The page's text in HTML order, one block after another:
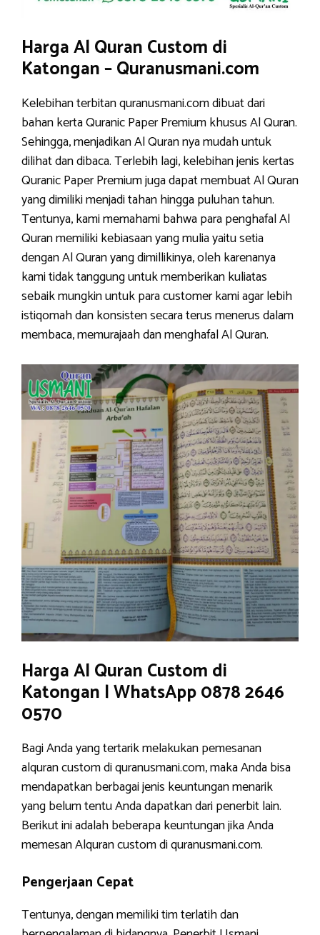
Harga Al Quran Custom di
Katongan – Quranusmani.com
Kelebihan terbitan quranusmani.com dibuat dari
bahan kerta Quranic Paper Premium khusus Al Quran.
Sehingga, menjadikan Al Quran nya mudah untuk
dilihat dan dibaca. Terlebih lagi, kelebihan jenis kertas
Quranic Paper Premium juga dapat membuat Al Quran
yang dimiliki menjadi tahan hingga puluhan tahun.
Tentunya, kami memahami bahwa para penghafal Al
Quran memiliki kebiasaan yang mulia yaitu setia
dengan Al Quran yang dimillikinya, oleh karenanya
kami tidak tanggung untuk memberikan kuliatas
sebaik mungkin untuk para customer kami agar lebih
istiqomah dan konsisten secara terus menerus dalam
membaca, memurajaah dan menghafal Al Quran.
Harga Al Quran Custom di
Katongan | WhatsApp 0878 2646
0570
Bagi Anda yang tertarik melakukan pemesanan
alquran custom di quranusmani.com, maka Anda bisa
mendapatkan berbagai jenis keuntungan menarik
yang belum tentu Anda dapatkan dari penerbit lain.
Berikut ini adalah beberapa keuntungan jika Anda
memesan Alquran custom di quranusmani.com.
Pengerjaan Cepat
Tentunya, dengan memiliki tim terlatih dan